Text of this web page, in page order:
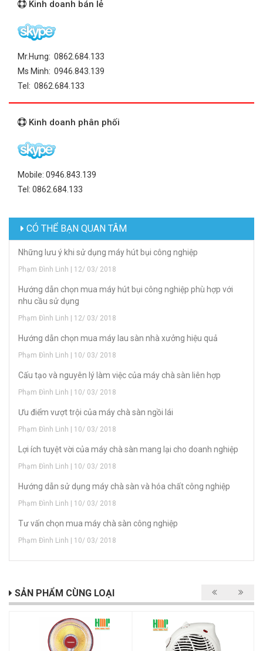
Kinh doanh bán lẻ
Mr.Hưng: 0862.684.133
Ms Minh: 0946.843.139
Tel: 0862.684.133
Kinh doanh phân phối
Mobile: 0946.843.139
Tel: 0862.684.133
CÓ THỂ BẠN QUAN TÂM
Những lưu ý khi sử dụng máy hút bụi công nghiệp
Phạm Đình Linh | 12/ 03/ 2018
Hướng dẫn chọn mua máy hút bụi công nghiệp phù hợp với
nhu cầu sử dụng
Phạm Đình Linh | 12/ 03/ 2018
Hướng dẫn chọn mua máy lau sàn nhà xưởng hiệu quả
Phạm Đình Linh | 10/ 03/ 2018
Cấu tạo và nguyên lý làm việc của máy chà sàn liên hợp
Phạm Đình Linh | 10/ 03/ 2018
Ưu điểm vượt trội của máy chà sàn ngồi lái
Phạm Đình Linh | 10/ 03/ 2018
Lợi ích tuyệt vời của máy chà sàn mang lại cho doanh nghiệp
Phạm Đình Linh | 10/ 03/ 2018
Hướng dẫn sử dụng máy chà sàn và hóa chất công nghiệp
Phạm Đình Linh | 10/ 03/ 2018
Tư vấn chọn mua máy chà sàn công nghiệp
Phạm Đình Linh | 10/ 03/ 2018
SẢN PHẨM CÙNG LOẠI